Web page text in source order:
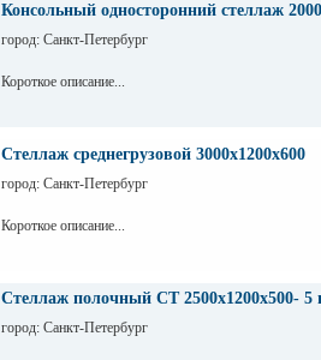
Консольный односторонний стеллаж
город: Санкт-Петербург
Короткое описание...
Стеллаж среднегрузовой 3000х1200х600
город: Санкт-Петербург
Короткое описание...
Стеллаж полочный СТ 2500х1200х500- 5
город: Санкт-Петербург